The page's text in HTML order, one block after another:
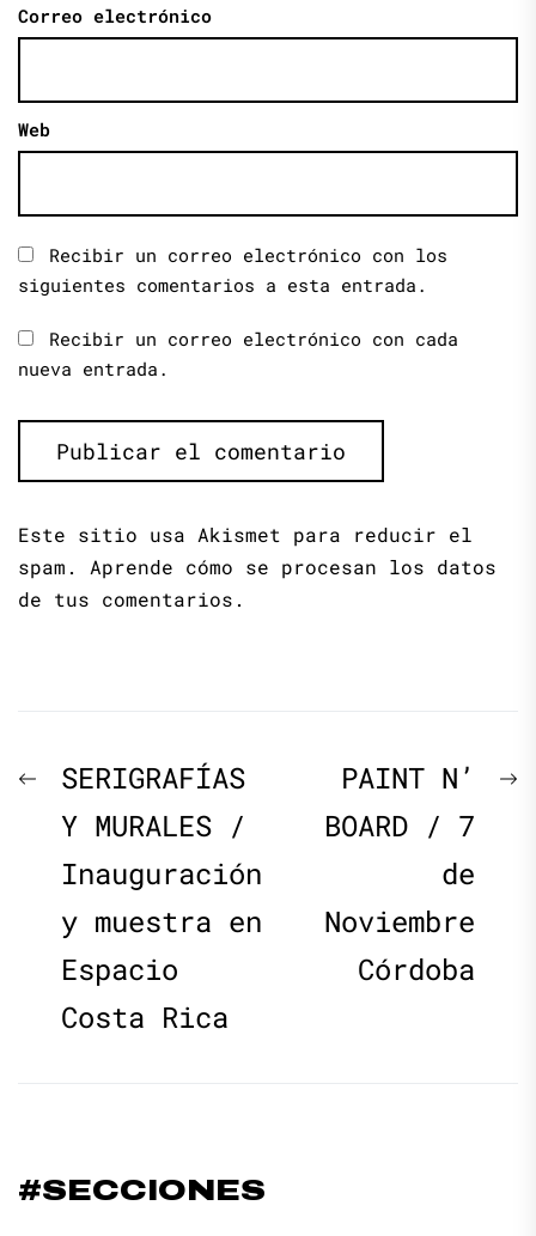
Correo electrónico
Web
Recibir un correo electrónico con los
siguientes comentarios a esta entrada.
Recibir un correo electrónico con cada
nueva entrada.
Este sitio usa Akismet para reducir el
spam. Aprende cómo se procesan los datos
de tus comentarios.
Navegación
de
entradas
Previous
post:
SERIGRAFÍAS
Y MURALES /
Inauguración
y muestra en
Espacio
Costa Rica
PAINT N’
BOARD / 7
de
Noviembre
Córdoba
#SECCIONES